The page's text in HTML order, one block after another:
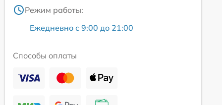
Режим работы:
Ежедневно с 9:00 до 21:00
Способы оплаты